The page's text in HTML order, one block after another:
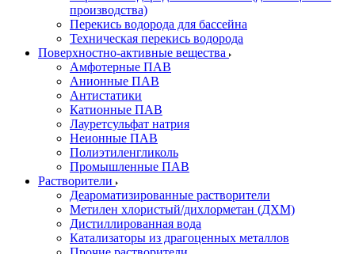
производства)
Перекись водорода для бассейна
Техническая перекись водорода
Поверхностно-активные вещества
Амфотерные ПАВ
Анионные ПАВ
Антистатики
Катионные ПАВ
Лауретсульфат натрия
Неионные ПАВ
Полиэтиленгликоль
Промышленные ПАВ
Растворители
Деароматизированные растворители
Метилен хлористый/дихлорметан (ДХМ)
Дистиллированная вода
Катализаторы из драгоценных металлов